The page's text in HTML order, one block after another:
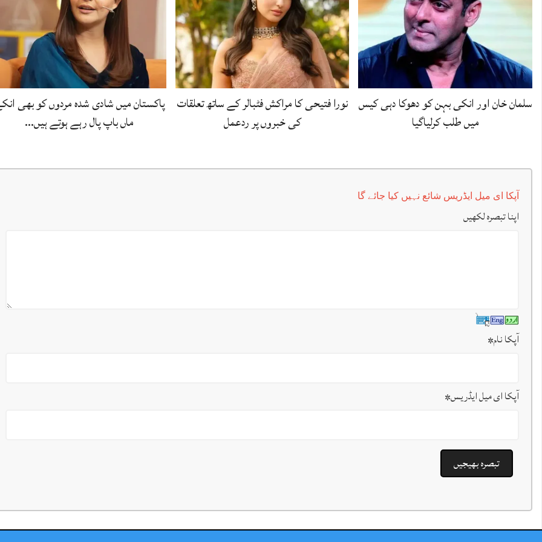
سلمان خان اور انکی بہن کو دھوکا دہی کیس
میں طلب کرلیاگیا
نورا فتیحی کا مراکش فٹبالر کے ساتھ تعلقات
کی خبروں پر ردعمل
پاکستان میں شادی شدہ مردوں کو بھی
ماں باپ پال رہے ہوتے ہیں…
آپکا ای میل ایڈریس شائع نہیں کیا جائے گا
اپنا تبصرہ لکھیں
آپکا نام*
آپکا ای میل ایڈریس*